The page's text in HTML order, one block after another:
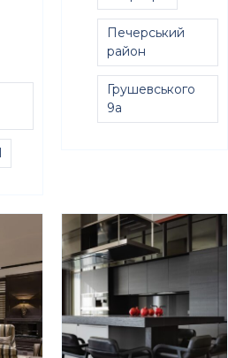
Печерський
район
Грушевського
9а